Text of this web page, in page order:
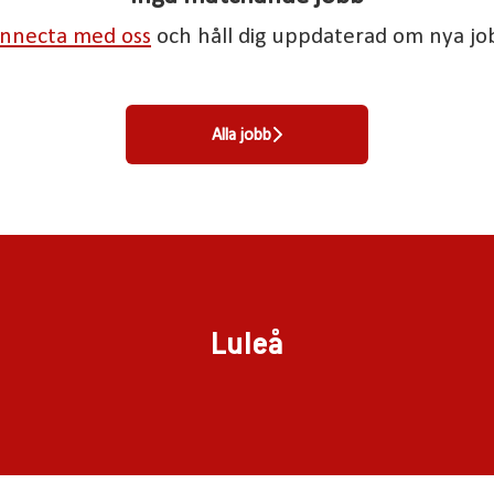
med oss och håll dig uppdaterad om nya
Alla jobb
Luleå